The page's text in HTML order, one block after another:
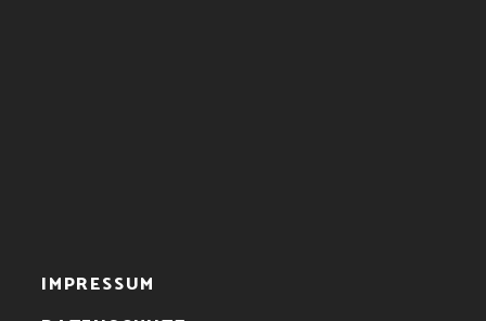
IMPRESSUM